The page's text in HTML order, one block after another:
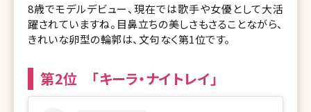
8歳でモデルデビュー、現在では歌手や女優として大活
躍されていますね。目鼻立ちの美しさもさることながら、
きれいな卵型の輪郭は、文句なく第1位です。
第2位 「キーラ・ナイトレイ」